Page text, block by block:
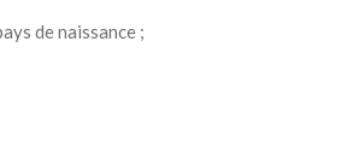
de naissance ;